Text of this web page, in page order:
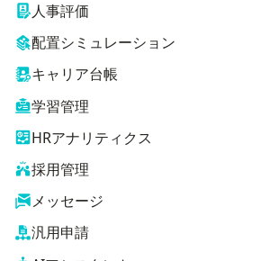
人事評価
配置シミュレーション
キャリア台帳
学習管理
HRアナリティクス
採用管理
メッセージ
汎用申請